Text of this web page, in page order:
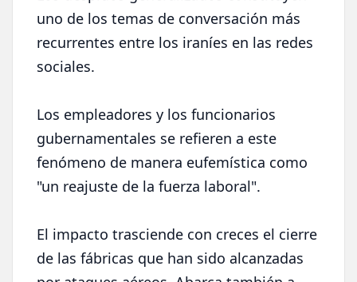
uno de los temas de conversación más
recurrentes entre los iraníes en las redes
sociales.
Los empleadores y los funcionarios
gubernamentales se refieren a este
fenómeno de manera eufemística como
"un reajuste de la fuerza laboral".
El impacto trasciende con creces el cierre
de las fábricas que han sido alcanzadas